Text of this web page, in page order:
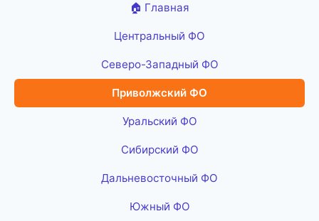
🏠 Главная
Центральный ФО
Северо-Западный ФО
Приволжский ФО
Уральский ФО
Сибирский ФО
Дальневосточный ФО
Южный ФО